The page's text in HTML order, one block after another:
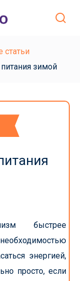
статьи
зимой
быстрее
энергией,
просто, если